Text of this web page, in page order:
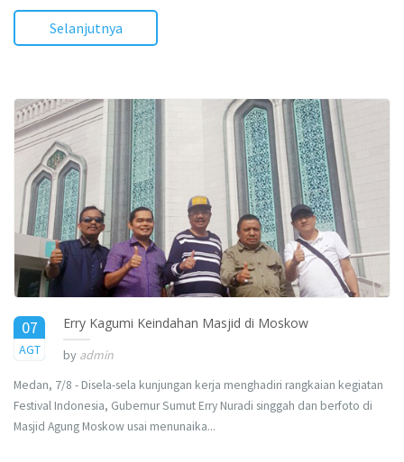
Selanjutnya
07
AGT
2017
Erry Kagumi Keindahan Masjid di Moskow
by admin
Medan, 7/8 - Disela-sela kunjungan kerja menghadiri rangkaian kegiatan
Festival Indonesia, Gubernur Sumut Erry Nuradi singgah dan berfoto di
Masjid Agung Moskow usai menunaika...